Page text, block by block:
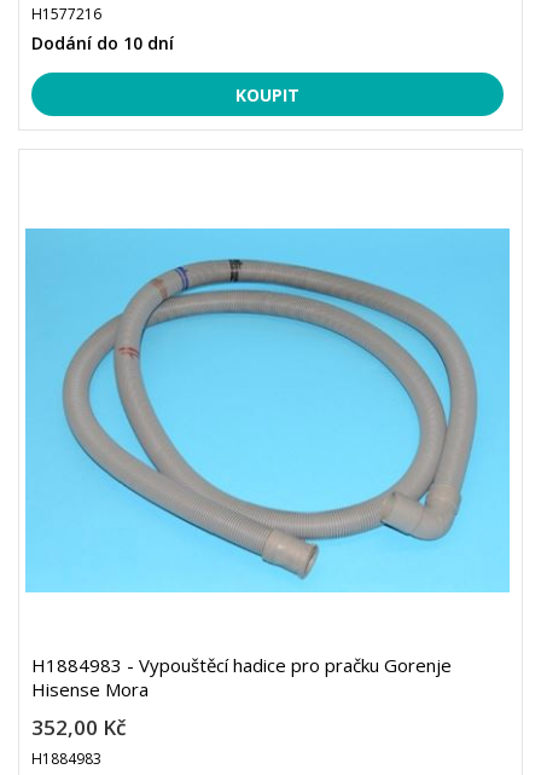
H1577216
Dodání do 10 dní
H1884983 - Vypouštěcí hadice pro pračku Gorenje
Hisense Mora
352,00 Kč
H1884983